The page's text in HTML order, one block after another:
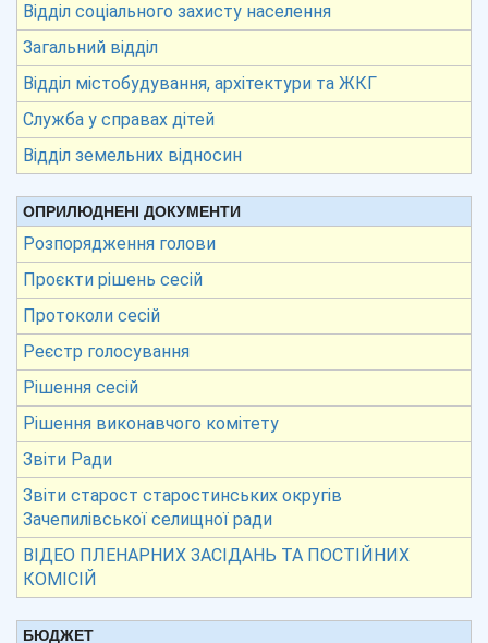
Відділ соціального захисту населення
Загальний відділ
Відділ містобудування, архітектури та ЖКГ
Служба у справах дітей
Відділ земельних відносин
ОПРИЛЮДНЕНІ ДОКУМЕНТИ
Розпорядження голови
Проєкти рішень сесій
Протоколи сесій
Реєстр голосування
Рішення сесій
Рішення виконавчого комітету
Звіти Ради
Звіти старост старостинських округів
Зачепилівської селищної ради
ВІДЕО ПЛЕНАРНИХ ЗАСІДАНЬ ТА ПОСТІЙНИХ
КОМІСІЙ
БЮДЖЕТ